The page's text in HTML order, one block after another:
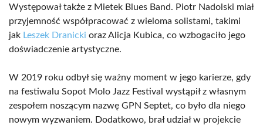
Występował także z Mietek Blues Band. Piotr Nadolski miał
przyjemność współpracować z wieloma solistami, takimi
jak Leszek Dranicki oraz Alicja Kubica, co wzbogaciło jego
doświadczenie artystyczne.
W 2019 roku odbył się ważny moment w jego karierze, gdy
na festiwalu Sopot Molo Jazz Festival wystąpił z własnym
zespołem noszącym nazwę GPN Septet, co było dla niego
nowym wyzwaniem. Dodatkowo, brał udział w projekcie